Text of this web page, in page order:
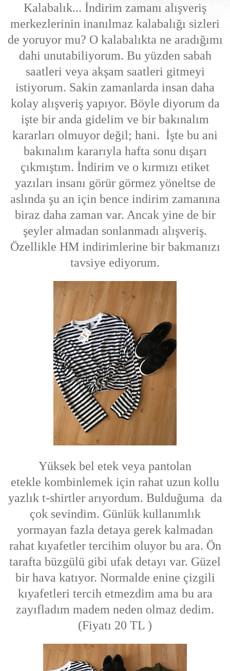
Kalabalık... İndirim zamanı alışveriş
merkezlerinin inanılmaz kalabalığı sizleri
de yoruyor mu? O kalabalıkta ne aradığımı
dahi unutabiliyorum. Bu yüzden sabah
saatleri veya akşam saatleri gitmeyi
istiyorum. Sakin zamanlarda insan daha
kolay alışveriş yapıyor. Böyle diyorum da
işte bir anda gidelim ve bir bakınalım
kararları olmuyor değil; hani. İşte bu ani
bakınalım kararıyla hafta sonu dışarı
çıkmıştım. İndirim ve o kırmızı etiket
yazıları insanı görür görmez yöneltse de
aslında şu an için bence indirim zamanına
biraz daha zaman var. Ancak yine de bir
şeyler almadan sonlanmadı alışveriş.
Özellikle HM indirimlerine bir bakmanızı
tavsiye ediyorum.
Yüksek bel etek veya pantolan
etekle kombinlemek için rahat uzun kollu
yazlık t-shirtler arıyordum. Bulduğuma da
çok sevindim. Günlük kullanımlık
yormayan fazla detaya gerek kalmadan
rahat kıyafetler tercihim oluyor bu ara. Ön
tarafta büzgülü gibi ufak detayı var. Güzel
bir hava katıyor. Normalde enine çizgili
kıyafetleri tercih etmezdim ama bu ara
zayıfladım madem neden olmaz dedim.
(Fiyatı 20 TL )